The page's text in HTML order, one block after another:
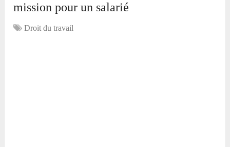
mission pour un salarié
Droit du travail